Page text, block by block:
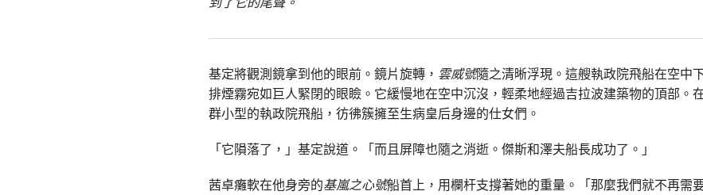
基定將觀測鏡拿到他的眼前。鏡片旋轉， 雲威號隨之清晰浮現。這艘執政院飛船在空中
排煙霧宛如巨人緊閉的眼瞼。它緩慢地在空中沉沒，輕柔地經過吉拉波建築物的頂部。
群小型的執政院飛船，彷彿簇擁至生病皇后身邊的仕女們。
「它隕落了，」基定說道。「而且屏障也隨之消逝。傑斯和澤夫船長成功了。」
茜卓癱軟在他身旁的基嵐之心號船首上，用欄杆支撐著她的重量。「那麼我們就不再需